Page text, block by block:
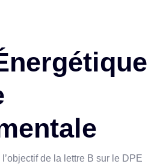
de la lettre B sur le DPE